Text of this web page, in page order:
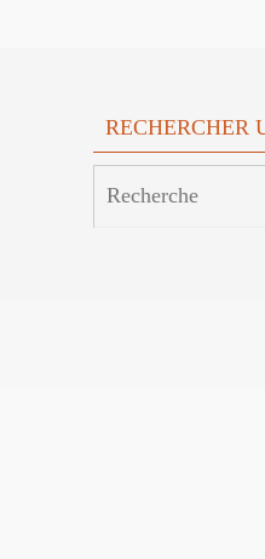
RECHERCHER